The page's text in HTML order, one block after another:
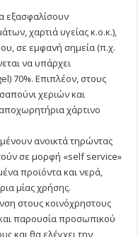
εξασφαλίσουν
χαρτιά υγείας κ.ο.κ.),
σε εμφανή σημεία (π.χ.
να υπάρχει
70%. Επιπλέον, στους
χεριών και
χάρτινο
ανοικτά τηρώντας
σε μορφή «self service»
προϊόντα και νερά,
μίας χρήσης.
στους κοινόχρηστους
παρουσία προσωπικού
και θα ελέγχει την